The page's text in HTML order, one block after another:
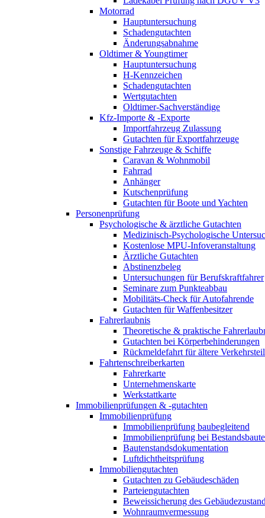
Motorrad
Hauptuntersuchung
Schadengutachten
Änderungsabnahme
Oldtimer & Youngtimer
Hauptuntersuchung
H-Kennzeichen
Schadengutachten
Wertgutachten
Oldtimer-Sachverständige
Kfz-Importe & -Exporte
Importfahrzeug Zulassung
Gutachten für Exportfahrzeuge
Sonstige Fahrzeuge & Schiffe
Caravan & Wohnmobil
Fahrrad
Anhänger
Kutschenprüfung
Gutachten für Boote und Yachten
Personenprüfung
Psychologische & ärztliche Gutachten
Medizinisch-Psychologische
Kostenlose MPU-Infoveranstaltung
Ärztliche Gutachten
Abstinenzbeleg
Untersuchungen für Berufskraftfahrer
Seminare zum Punkteabbau
Mobilitäts-Check für Autofahrende
Gutachten für Waffenbesitzer
Fahrerlaubnis
Theoretische & praktische
Gutachten bei Körperbehinderungen
Rückmeldefahrt für ältere
Fahrtenschreiberkarten
Fahrerkarte
Unternehmenskarte
Werkstattkarte
Immobilienprüfungen & -gutachten
Immobilienprüfung
Immobilienprüfung baubegleitend
Immobilienprüfung bei
Bautenstandsdokumentation
Luftdichtheitsprüfung
Immobiliengutachten
Gutachten zu Gebäudeschäden
Parteiengutachten
Beweissicherung des
Wohnraumvermessung